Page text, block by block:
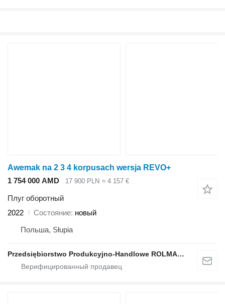
Awemak na 2 3 4 korpusach wersja REVO+
1 754 000 AMD
17 900 PLN ≈ 4 157 €
Плуг оборотный
2022
Состояние новый
Польша, Słupia
Przedsiębiorstwo Produkcyjno-Handlowe ROLMAPOL Marcin Dziekan